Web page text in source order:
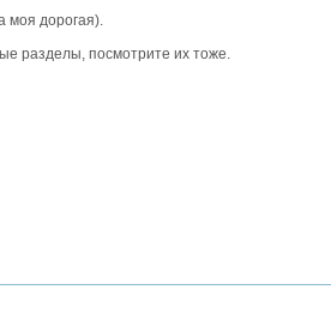
моя дорогая).
разделы, посмотрите их тоже.